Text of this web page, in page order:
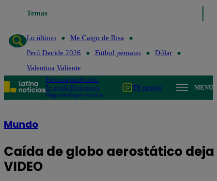
Temas
Lo último
Me Caigo de Risa
Perú Decide 2026
Fútbol peruano
Dólar
Valentina Valiente
PolíticaLimaMundo
Te ayudoTendencias
DeportesEspectáculos
TV en vivo MENÚ
Mundo
Caída de globo aerostático
VIDEO